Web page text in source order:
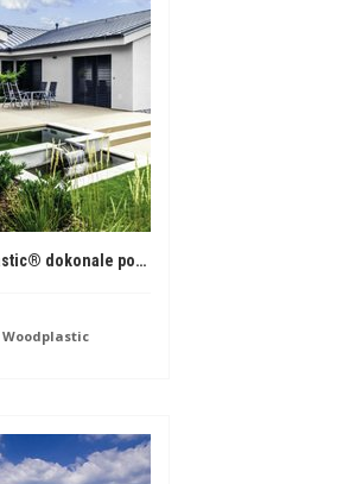
Terasa WoodPlastic® dokonale podtrhuje vybraný vkus majitelů
Woodplastic